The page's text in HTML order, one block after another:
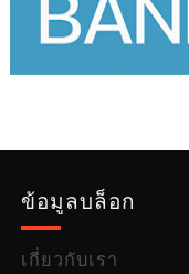
ข้อมูลบล็อก
เกี่ยวกับเรา